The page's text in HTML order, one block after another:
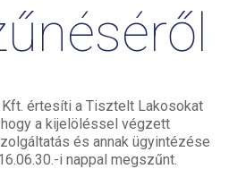
értesíti a Tisztelt Lakosokat
a kijelöléssel végzett
és annak ügyintézése
i nappal megszűnt.